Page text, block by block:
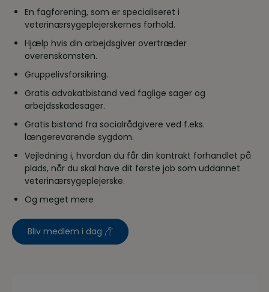
En fagforening, som er specialiseret i
veterinærsygeplejerskernes forhold.
Hjælp hvis din arbejdsgiver overtræder
overenskomsten.
Gruppelivsforsikring.
Gratis advokatbistand ved faglige sager og
arbejdsskadesager.
Gratis bistand fra socialrådgivere ved f.eks.
længerevarende sygdom.
Vejledning i, hvordan du får din kontrakt forhandlet på
plads, når du skal have dit første job som uddannet
veterinærsygeplejerske.
Og meget mere
Bliv medlem i dag